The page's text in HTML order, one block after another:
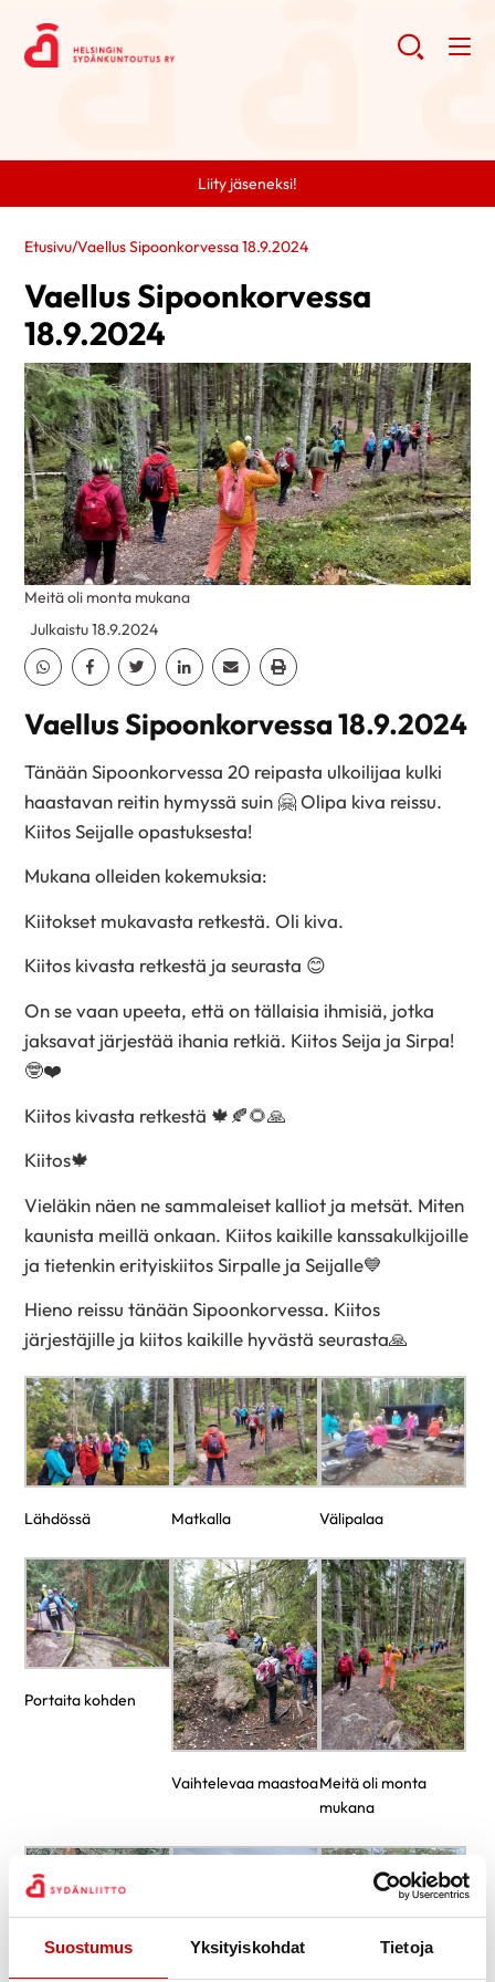
Suostumus Yksityiskohdat Tietoja
Liity jäseneksi!
Etusivu/Vaellus Sipoonkorvessa 18.9.2024
Vaellus Sipoonkorvessa
18.9.2024
Julkaistu 18.9.2024
Jaa Whatsapp
Jaa Facebook
Jaa TwitterJaa Linkedin
Jaa EmailJaa Print
Meitä oli monta mukana
Vaellus Sipoonkorvessa 18.9.2024
Tänään Sipoonkorvessa 20 reipasta ulkoilijaa kulki
haastavan reitin hymyssä suin 🤗 Olipa kiva reissu.
Kiitos Seijalle opastuksesta!
Mukana olleiden kokemuksia:
Kiitokset mukavasta retkestä. Oli kiva.
Kiitos kivasta retkestä ja seurasta 😊
On se vaan upeeta, että on tällaisia ihmisiä, jotka
jaksavat järjestää ihania retkiä. Kiitos Seija ja Sirpa!
🤓❤️
Kiitos kivasta retkestä 🍁🍂🌻🙏
Kiitos🍁
Vieläkin näen ne sammaleiset kalliot ja metsät. Miten
kaunista meillä onkaan. Kiitos kaikille kanssakulkijoille
ja tietenkin erityiskiitos Sirpalle ja Seijalle💙
Hieno reissu tänään Sipoonkorvessa. Kiitos
järjestäjille ja kiitos kaikille hyvästä seurasta🙏
Lähdössä Matkalla Välipalaa
Portaita kohden
Vaihtelevaa maastoaMeitä oli monta
mukana